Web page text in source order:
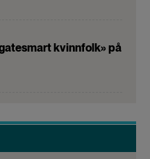
kvinnfolk» på